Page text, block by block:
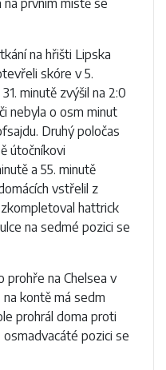
prvním místě se
na hřišti Lipska
skóre v 5.
minutě zvýšil na 2:0
nebyla o osm minut
Druhý poločas
útočníkovi
a 55. minutě
vstřelil z
hattrick
na sedmé pozici se
prohře na Chelsea v
kontě má sedm
prohrál doma proti
pozici se